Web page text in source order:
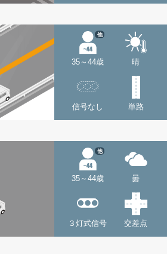
35～44歳
他
晴
信号なし 単路
35～44歳
他
曇
３灯式信号 交差点